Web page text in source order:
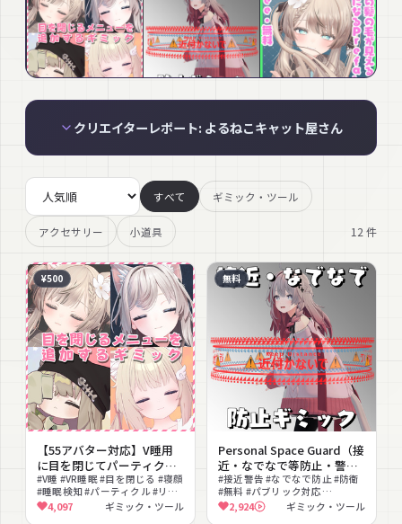
クリエイターレポート: よるねこキャット屋さん
すべて ギミック・ツール
アクセサリー 小道具 12 件
¥500
【55アバター対応】V睡用
に目を閉じてパーティクル
を出すメニューを追加する
ギミック【MA対応簡単導
入】
#V睡 #VR睡眠 #目を閉じる #寝顔
#睡眠検知 #パーティクル #リッ
プシンク #FaceEmo
4,097 ギミック・ツール
無料
Personal Space Guard（接
近・なでなで等防止・警告
ギミック）【アバター組み
込み販売、パブリック化
OK】
#接近警告 #なでなで防止 #防衛
#無料 #パブリック対応
#Contact #MA対応 #アバターギ
ミック #ギミック
2,924 ギミック・ツール